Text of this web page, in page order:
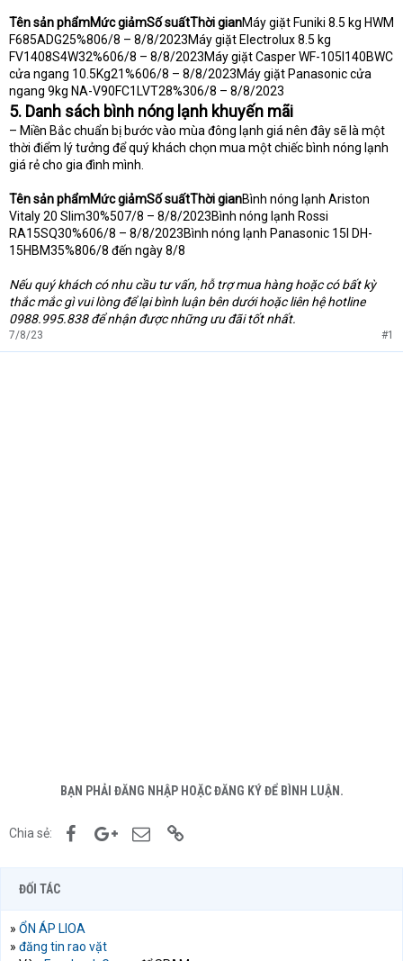
Tên sản phẩmMức giảmSố suấtThời gianMáy giặt Funiki 8.5 kg HWM
F685ADG25%806/8 – 8/8/2023Máy giặt Electrolux 8.5 kg
FV1408S4W32%606/8 – 8/8/2023Máy giặt Casper WF-105I140BWC
cửa ngang 10.5Kg21%606/8 – 8/8/2023Máy giặt Panasonic cửa
ngang 9kg NA-V90FC1LVT28%306/8 – 8/8/2023
5. Danh sách bình nóng lạnh khuyến mãi
– Miền Bắc chuẩn bị bước vào mùa đông lạnh giá nên đây sẽ là một
thời điểm lý tưởng để quý khách chọn mua một chiếc bình nóng lạnh
giá rẻ cho gia đình mình.
Tên sản phẩmMức giảmSố suấtThời gianBình nóng lạnh Ariston
Vitaly 20 Slim30%507/8 – 8/8/2023Bình nóng lạnh Rossi
RA15SQ30%606/8 – 8/8/2023Bình nóng lạnh Panasonic 15l DH-
15HBM35%806/8 đến ngày 8/8
Nếu quý khách có nhu cầu tư vấn, hỗ trợ mua hàng hoặc có bất kỳ
thắc mắc gì vui lòng để lại bình luận bên dưới hoặc liên hệ hotline
0988.995.838 để nhận được những ưu đãi tốt nhất.
7/8/23 #1
BẠN PHẢI ĐĂNG NHẬP HOẶC ĐĂNG KÝ ĐỂ BÌNH LUẬN.
Chia sẻ: FacebookGoogle+Email
ĐỐI TÁC
» ỔN ÁP LIOA
» đăng tin rao vặt